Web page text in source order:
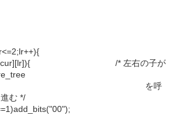
/* 左右の子が
呼
む */